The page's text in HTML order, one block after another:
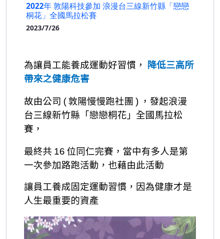
2022年 敦陽科技參加 浪漫台三線新竹縣「戀戀
桐花」全國馬拉松賽
2023/7/26
為讓員工能養成運動好習慣，
降低三高所
帶來之健康危害
故由公司 ( 敦陽慢慢跑社團 ) ，發起浪漫
台三線新竹縣「戀戀桐花」全國馬拉松
賽，
最終共 16 位同仁完賽，當中有多人是第
一次參加路跑活動，也藉由此活動
讓員工養成固定運動習慣，因為健康才是
人生最重要的資產